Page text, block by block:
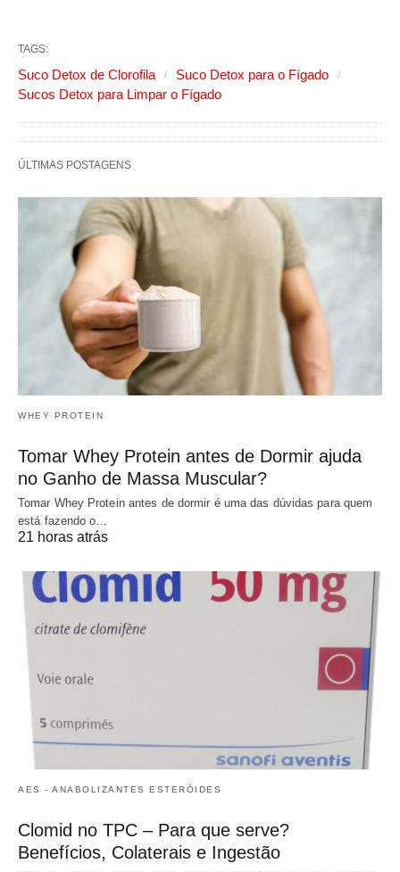
TAGS:
Suco Detox de Clorofila
Suco Detox para o Fígado
Sucos Detox para Limpar o Fígado
ÚLTIMAS POSTAGENS
WHEY PROTEIN
Tomar Whey Protein antes de Dormir ajuda
no Ganho de Massa Muscular?
Tomar Whey Protein antes de dormir é uma das dúvidas para quem
está fazendo o…
21 horas atrás
AES - ANABOLIZANTES ESTERÓIDES
Clomid no TPC – Para que serve?
Benefícios, Colaterais e Ingestão